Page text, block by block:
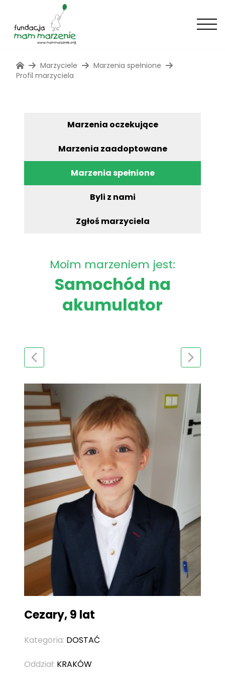
Marzyciele
Marzenia spełnione
Profil marzyciela
Marzenia oczekujące
Marzenia zaadoptowane
Marzenia spełnione
Byli z nami
Zgłoś marzyciela
Moim marzeniem jest:
Samochód na
akumulator
Cezary, 9 lat
Kategoria: DOSTAĆ
Oddział: KRAKÓW